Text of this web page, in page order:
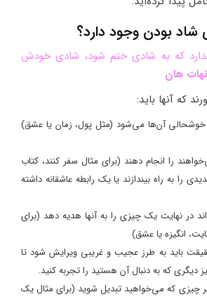
که به شادی ختم شود، شادی خودش
هان
که آنها باید:
خوشحالی آن‌ها می‌شود (مثل پول، زمان یا عشق)
را انجام دهند (برای مثال سفر کنند، کتاب
را به راه بیندازند یا یک رابطه عاشقانه داشته
در نهایت یک چیزی را به آنها هدیه دهد (برای
انگیزه یا عشق)
باید به طرز عجیب و غریبی ویرایش شود تا
دیگری که به دنبال آن هستید را تجربه کنید.
چیزی که می‌خواهید تبدیل شوید (برای مثال یک